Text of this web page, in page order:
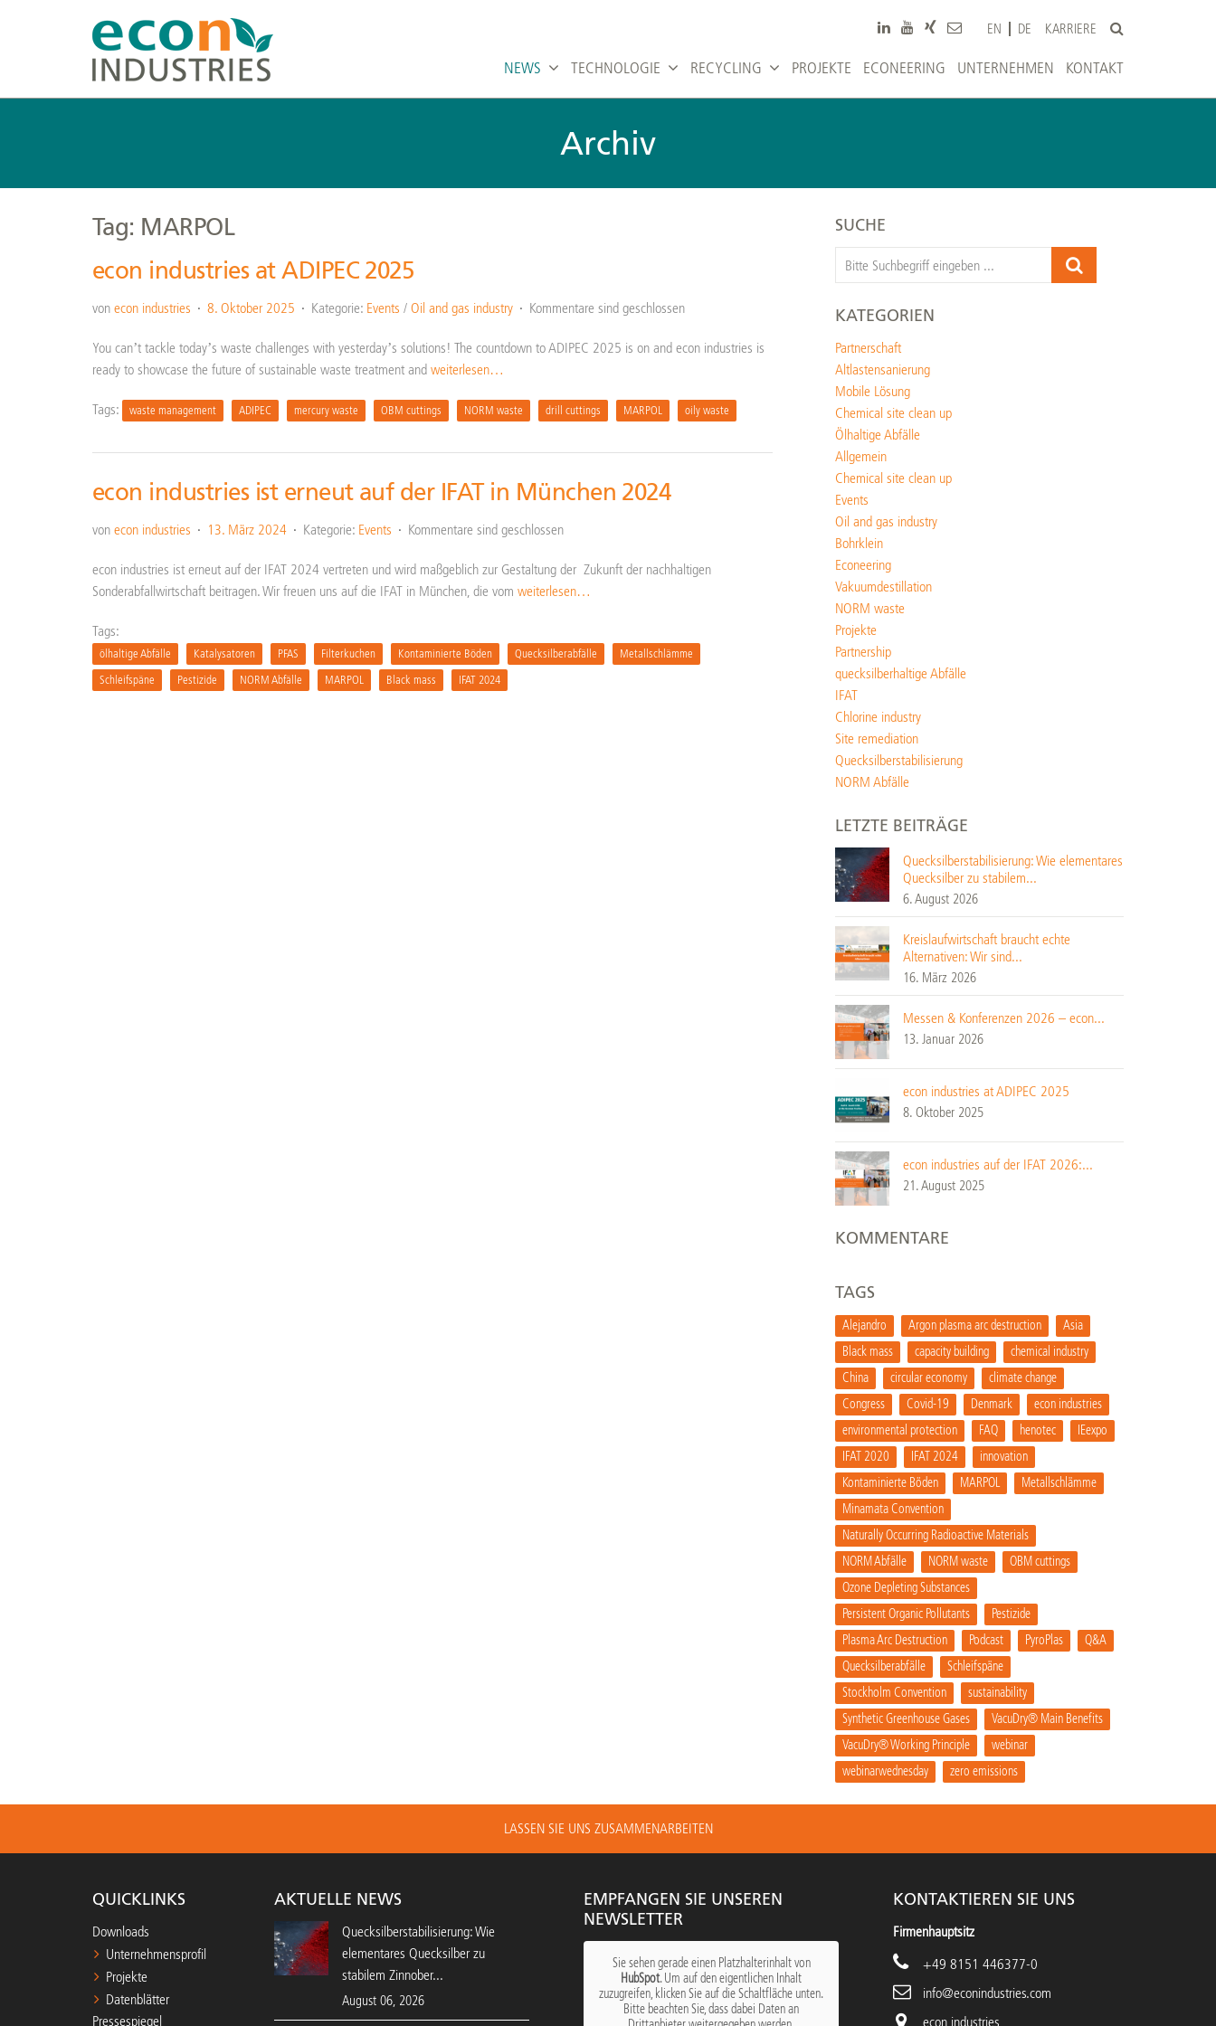
EN DE KARRIERE
NEWS TECHNOLOGIE RECYCLING PROJEKTE ECONEERING UNTERNEHMEN KONTAKT
Archiv
Tag: MARPOL
econ industries at ADIPEC 2025
von econ industries 8. Oktober 2025 Kategorie: Events / Oil and gas industry Kommentare sind geschlossen
You can’t tackle today’s waste challenges with yesterday’s solutions! The countdown to ADIPEC 2025 is on and econ industries is
ready to showcase the future of sustainable waste treatment and weiterlesen…
Tags: waste management ADIPEC mercury waste OBM cuttings NORM waste drill cuttings MARPOL oily waste
econ industries ist erneut auf der IFAT in München 2024
von econ industries 13. März 2024 Kategorie: Events Kommentare sind geschlossen
econ industries ist erneut auf der IFAT 2024 vertreten und wird maßgeblich zur Gestaltung der Zukunft der nachhaltigen
Sonderabfallwirtschaft beitragen. Wir freuen uns auf die IFAT in München, die vom weiterlesen…
Tags:
ölhaltige Abfälle Katalysatoren PFAS Filterkuchen Kontaminierte Böden Quecksilberabfälle
Metallschlämme
Schleifspäne
Pestizide NORM Abfälle MARPOL Black mass IFAT 2024
SUCHE
KATEGORIEN
Partnerschaft
Altlastensanierung
Mobile Lösung
Chemical site clean up
Ölhaltige Abfälle
Allgemein
Chemical site clean up
Events
Oil and gas industry
Bohrklein
Econeering
Vakuumdestillation
NORM waste
Projekte
Partnership
quecksilberhaltige Abfälle
IFAT
Chlorine industry
Site remediation
Quecksilberstabilisierung
NORM Abfälle
LETZTE BEITRÄGE
Quecksilberstabilisierung: Wie elementares
Quecksilber zu stabilem...
6. August 2026
Kreislaufwirtschaft braucht echte
Alternativen: Wir sind...
16. März 2026
Messen & Konferenzen 2026 – econ...
13. Januar 2026
econ industries at ADIPEC 2025
8. Oktober 2025
econ industries auf der IFAT 2026:...
21. August 2025
KOMMENTARE
TAGS
Alejandro Argon plasma arc destruction
Asia
Black mass
capacity building
chemical industry
China
circular economy
climate change
Congress
Covid-19 Denmark
econ industries
environmental protection
FAQ henotec
IEexpo
IFAT 2020
IFAT 2024
innovation
Kontaminierte Böden
MARPOL
Metallschlämme
Minamata Convention
Naturally Occurring Radioactive Materials
NORM Abfälle
NORM waste
OBM cuttings
Ozone Depleting Substances
Persistent Organic Pollutants
Pestizide
Plasma Arc Destruction
Podcast PyroPlas
Q&A
Quecksilberabfälle
Schleifspäne
Stockholm Convention
sustainability
Synthetic Greenhouse Gases
VacuDry® Main Benefits
VacuDry® Working Principle
webinar
webinarwednesday
zero emissions
LASSEN SIE UNS ZUSAMMENARBEITEN
QUICKLINKS
Downloads
Unternehmensprofil
Projekte
Datenblätter
Pressespiegel
AKTUELLE NEWS
Quecksilberstabilisierung: Wie
elementares Quecksilber zu
stabilem Zinnober...
August 06, 2026
EMPFANGEN SIE UNSEREN
NEWSLETTER
Sie sehen gerade einen Platzhalterinhalt von
HubSpot. Um auf den eigentlichen Inhalt
zuzugreifen, klicken Sie auf die Schaltfläche unten.
Bitte beachten Sie, dass dabei Daten an
KONTAKTIEREN SIE UNS
Firmenhauptsitz
+49 8151 446377-0
info@econindustries.com
econ industries